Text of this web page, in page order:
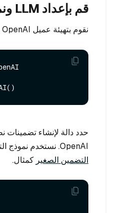
قم بإعداد LLM ونموذج التضمين
نقوم بتهيئة عميل OpenAI لإعداد نموذج التضمين.
حدد دالة لإنشاء تضمينات
OpenAI. نستخدم نموذج التضمين
التضمين الصغير كمثال.